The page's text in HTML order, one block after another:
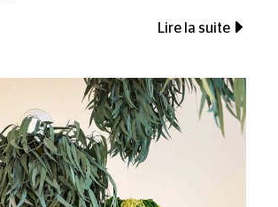
Lire la suite